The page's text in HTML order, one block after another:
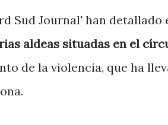
Sud Journal' han detallado
aldeas situadas en el
de la violencia, que ha